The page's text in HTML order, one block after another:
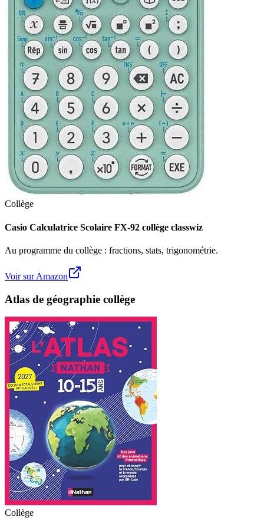
Collège
Casio Calculatrice Scolaire FX-92 collège classwiz
Au programme du collège : fractions, stats, trigonométrie.
Voir sur Amazon
Atlas de géographie collège
Collège